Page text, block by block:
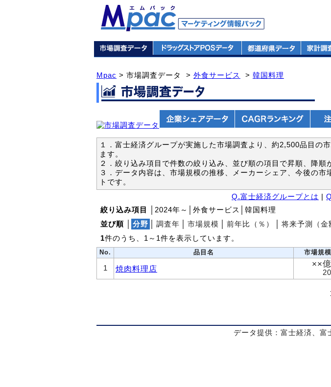
Mpac > 市場調査データ > 外食サービス > 韓国料理
１．富士経済グループが実施した市場調査より、約2,500品目の
ます。
２．絞り込み項目で件数の絞り込み、並び順の項目で昇順、降順
３．データ内容は、市場規模の推移、メーカーシェア、今後の市
トです。
Q.富士経済グループとは
絞り込み項目
│2024年～│外食サービス│韓国料理
並び順
分野 調査年 市場規模 前年比（％） 将来予測（金
1件のうち、1～1件を表示しています。
No. 品目名 市場規模
1 焼肉料理店 ××
データ提供：富士経済、富